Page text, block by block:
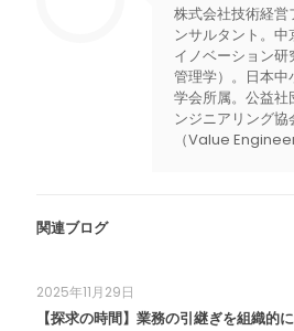
株式会社技術経営
ンサルタント。
イノベーション
管理学）。日本
学会所属。公益社
ンジニアリング
（Value
関連ブログ
2025年11月29日
【探求の時間】業務の引継ぎを組織